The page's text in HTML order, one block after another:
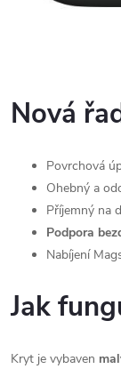
Nová
Povrchová
Ohebný a
Příjemný na
Podpora
Nabíjení
Jak
Kryt je vybaven